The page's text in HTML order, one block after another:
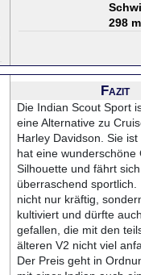
298 mm
Fazit
Die Indian Scout Sport ist
eine Alternative zu
Harley Davidson. Sie ist
hat eine wunderschöne
Silhouette und fährt sich
überraschend sportlich.
nicht nur kräftig, sondern
kultiviert und dürfte auch
gefallen, die mit den teils
älteren V2 nicht viel
Der Preis geht in